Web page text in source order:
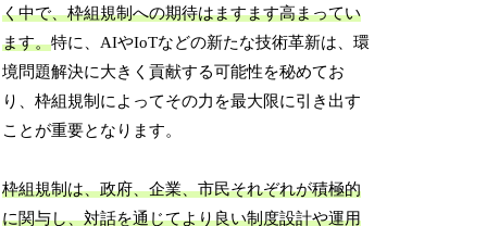
く中で、枠組規制への期待はますます高まってい
ます。特に、AIやIoTなどの新たな技術革新は、環
境問題解決に大きく貢献する可能性を秘めてお
り、枠組規制によってその力を最大限に引き出す
ことが重要となります。
枠組規制は、政府、企業、市民それぞれが積極的
に関与し、対話を通じてより良い制度設計や運用